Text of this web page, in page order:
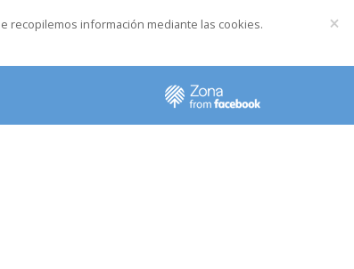
×
recopilemos información mediante las cookies.